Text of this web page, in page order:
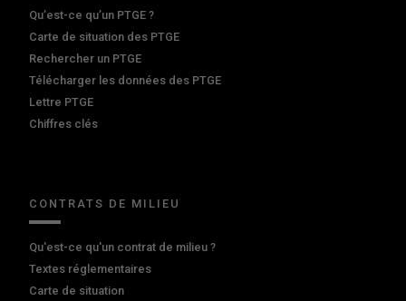
Qu’est-ce qu’un PTGE ?
Carte de situation des PTGE
Rechercher un PTGE
Télécharger les données des PTGE
Lettre PTGE
Chiffres clés
CONTRATS DE MILIEU
Qu'est-ce qu'un contrat de milieu ?
Textes réglementaires
Carte de situation